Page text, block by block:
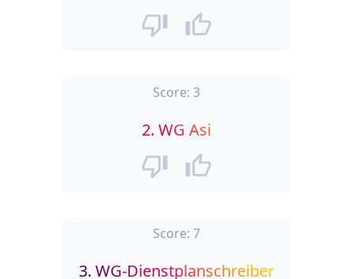
Score: 3
2. WG Asi
Score: 7
3. WG-Dienstplanschreiber